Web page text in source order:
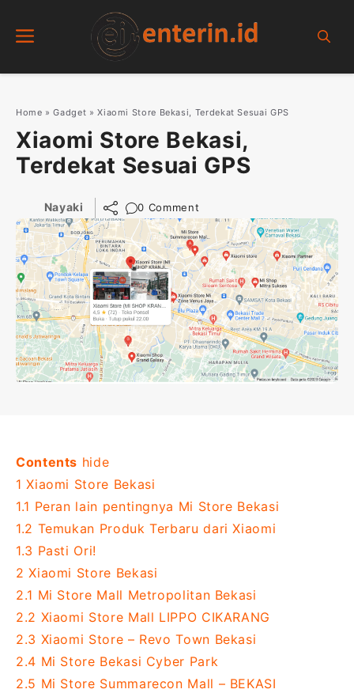
Menu
Home »Gadget »Xiaomi Store Bekasi, Terdekat Sesuai GPS
Xiaomi Store Bekasi,
Terdekat Sesuai GPS
Nayaki 0 Comment
Contents hide
1 Xiaomi Store Bekasi
1.1 Peran lain pentingnya Mi Store Bekasi
1.2 Temukan Produk Terbaru dari Xiaomi
1.3 Pasti Ori!
2 Xiaomi Store Bekasi
2.1 Mi Store Mall Metropolitan Bekasi
2.2 Xiaomi Store Mall LIPPO CIKARANG
2.3 Xiaomi Store – Revo Town Bekasi
2.4 Mi Store Bekasi Cyber Park
2.5 Mi Store Summarecon Mall – BEKASI